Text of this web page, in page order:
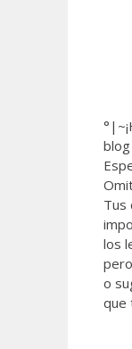
blog
Tus
los
o
que